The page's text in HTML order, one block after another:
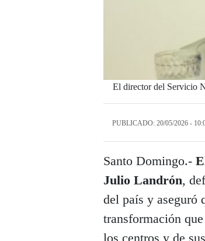
El director del Servicio
PUBLICADO: 20/05/2026 -
Santo Domingo.-
Julio Landrón,
del país y aseguró
transformación
los centros y de